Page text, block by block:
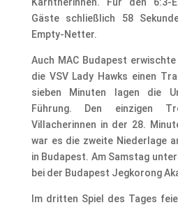
Gäste schließlich 58
Empty-Netter.
Auch MAC Budapest
die VSV Lady Hawks einen
sieben Minuten lagen die
Führung. Den einzigen
Villacherinnen in der 28.
war es die zweite Niederlage
in Budapest. Am Samstag
bei der Budapest Jegkorong
Im dritten Spiel des Tages